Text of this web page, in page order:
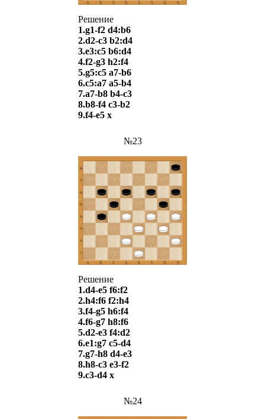
Решение
1.g1-f2 d4:b6
2.d2-c3 b2:d4
3.e3:c5 b6:d4
4.f2-g3 h2:f4
5.g5:c5 a7-b6
6.c5:a7 a5-b4
7.a7-b8 b4-c3
8.b8-f4 c3-b2
9.f4-e5 х
№23
Решение
1.d4-e5 f6:f2
2.h4:f6 f2:h4
3.f4-g5 h6:f4
4.f6-g7 h8:f6
5.d2-e3 f4:d2
6.e1:g7 c5-d4
7.g7-h8 d4-e3
8.h8-c3 e3-f2
9.c3-d4 х
№24